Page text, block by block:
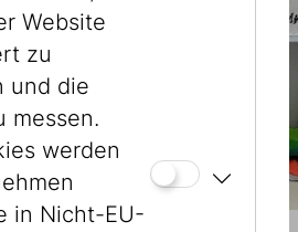
Website
zu
und die
messen.
werden
in Nicht-EU-